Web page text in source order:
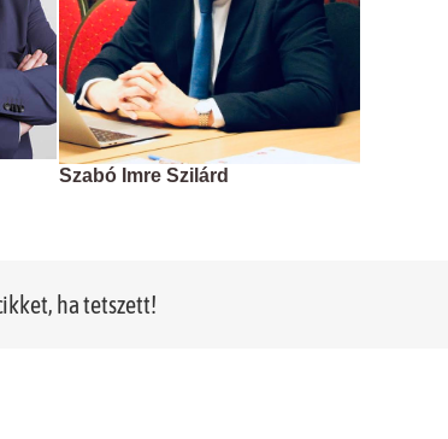
Szabó Imre Szilárd
ha tetszett!